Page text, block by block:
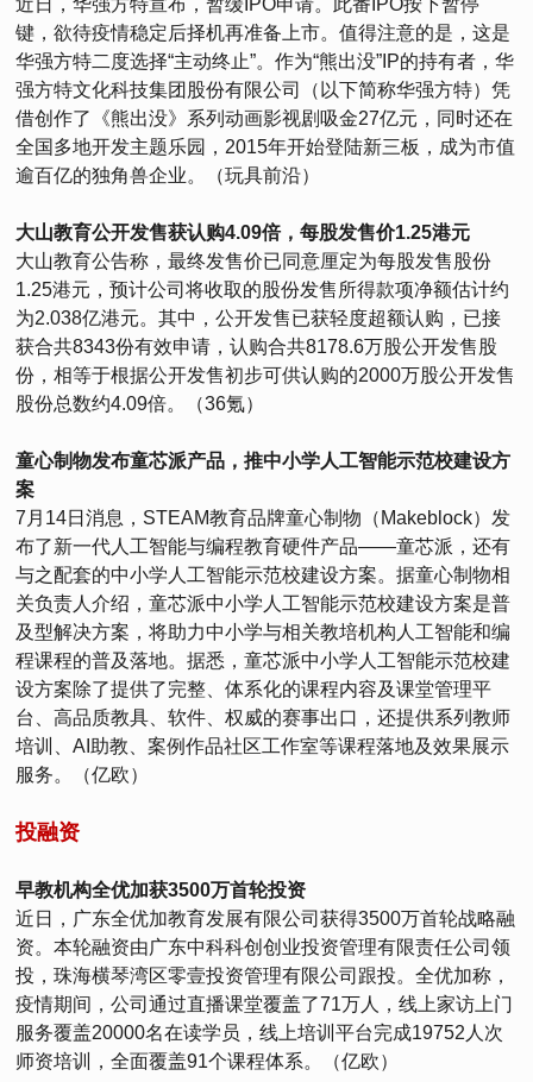
近日，华强方特宣布，暂缓IPO申请。此番IPO按下暂停
键，欲待疫情稳定后择机再准备上市。值得注意的是，这是
华强方特二度选择“主动终止”。作为“熊出没”IP的持有者，华
强方特文化科技集团股份有限公司（以下简称华强方特）凭
借创作了《熊出没》系列动画影视剧吸金27亿元，同时还在
全国多地开发主题乐园，2015年开始登陆新三板，成为市值
逾百亿的独角兽企业。（玩具前沿）
大山教育公开发售获认购4.09倍，每股发售价1.25港元
大山教育公告称，最终发售价已同意厘定为每股发售股份
1.25港元，预计公司将收取的股份发售所得款项净额估计约
为2.038亿港元。其中，公开发售已获轻度超额认购，已接
获合共8343份有效申请，认购合共8178.6万股公开发售股
份，相等于根据公开发售初步可供认购的2000万股公开发售
股份总数约4.09倍。（36氪）
童心制物发布童芯派产品，推中小学人工智能示范校建设方
案
7月14日消息，STEAM教育品牌童心制物（Makeblock）发
布了新一代人工智能与编程教育硬件产品——童芯派，还有
与之配套的中小学人工智能示范校建设方案。据童心制物相
关负责人介绍，童芯派中小学人工智能示范校建设方案是普
及型解决方案，将助力中小学与相关教培机构人工智能和编
程课程的普及落地。据悉，童芯派中小学人工智能示范校建
设方案除了提供了完整、体系化的课程内容及课堂管理平
台、高品质教具、软件、权威的赛事出口，还提供系列教师
培训、AI助教、案例作品社区工作室等课程落地及效果展示
服务。（亿欧）
投融资
早教机构全优加获3500万首轮投资
近日，广东全优加教育发展有限公司获得3500万首轮战略融
资。本轮融资由广东中科科创创业投资管理有限责任公司领
投，珠海横琴湾区零壹投资管理有限公司跟投。全优加称，
疫情期间，公司通过直播课堂覆盖了71万人，线上家访上门
服务覆盖20000名在读学员，线上培训平台完成19752人次
师资培训，全面覆盖91个课程体系。（亿欧）